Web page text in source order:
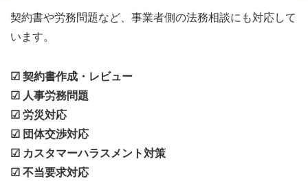
契約書や労務問題など、事業者側の法務相談にも対応して
います。
☑ 契約書作成・レビュー
☑ 人事労務問題
☑ 労災対応
☑ 団体交渉対応
☑ カスタマーハラスメント対策
☑ 不当要求対応